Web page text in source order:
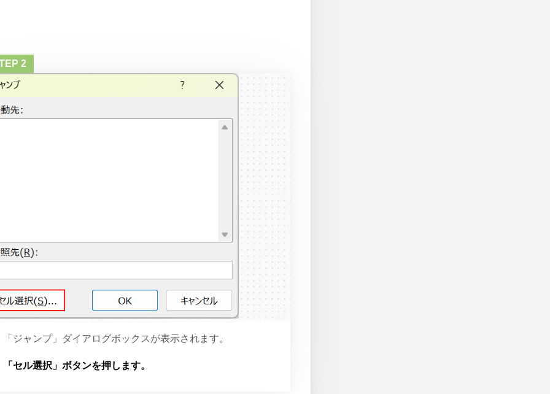
「ジャンプ」ダイアログボックスが表示されます。
「セル選択」ボタンを押します。